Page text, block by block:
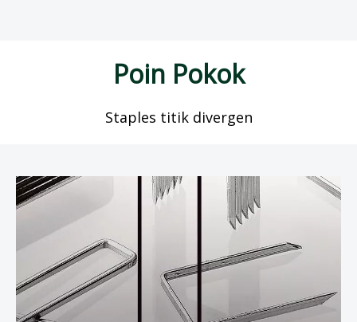
Poin Pokok
Staples titik divergen